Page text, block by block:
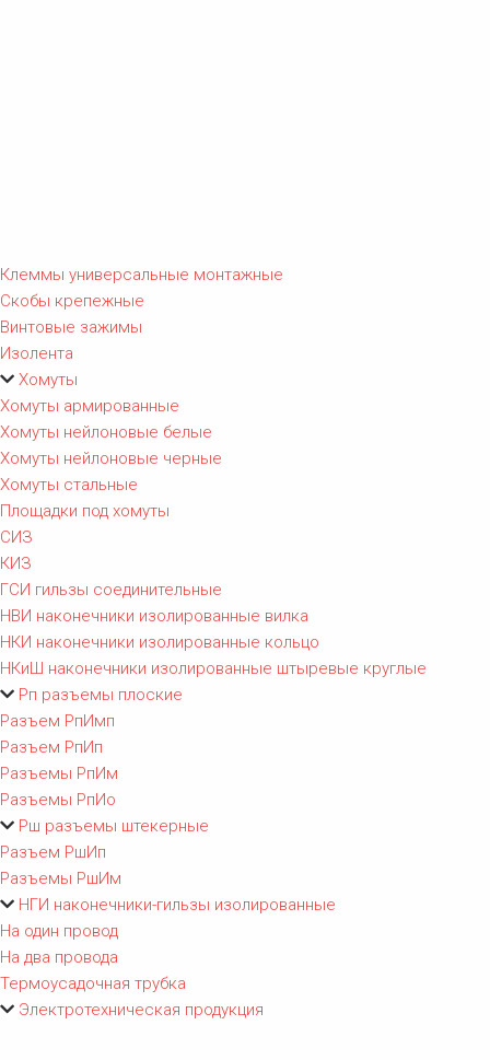
Клеммы универсальные монтажные
Скобы крепежные
Винтовые зажимы
Изолента
Хомуты
Хомуты армированные
Хомуты нейлоновые белые
Хомуты нейлоновые черные
Хомуты стальные
Площадки под хомуты
СИЗ
КИЗ
ГСИ гильзы соединительные
НВИ наконечники изолированные вилка
НКИ наконечники изолированные кольцо
НКиШ наконечники изолированные штыревые круглые
Рп разъемы плоские
Разъем РпИмп
Разъем РпИп
Разъемы РпИм
Разъемы РпИо
Рш разъемы штекерные
Разъем РшИп
Разъемы РшИм
НГИ наконечники-гильзы изолированные
На один провод
На два провода
Термоусадочная трубка
Электротехническая продукция